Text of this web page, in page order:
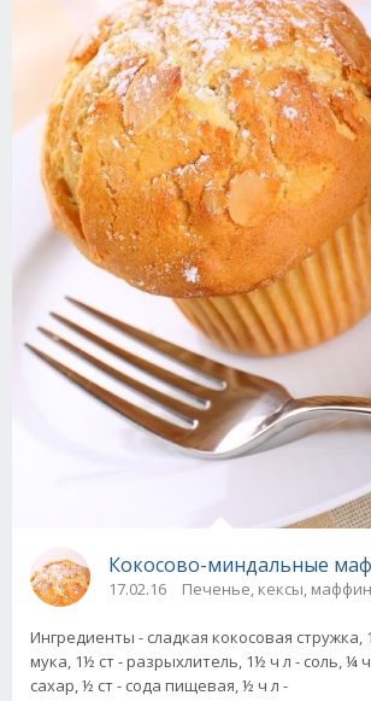
Кокосово-миндальные
17.02.16 Печенье, кексы,
Ингредиенты - сладкая кокосовая стружка,
мука, 1½ ст - разрыхлитель, 1½ ч л - соль, ¼
сахар, ½ ст - сода пищевая, ½ ч л -